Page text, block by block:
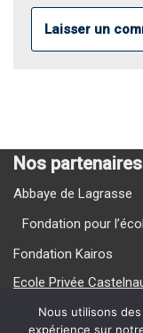
Nos partenaires
Abbaye de Lagrasse
Fondation pour
Fondation Kairos
Ecole Privée
Ecole Privée
Nous utilisons
expérience sur